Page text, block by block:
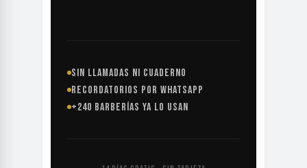
SIN LLAMADAS NI CUADERNO
RECORDATORIOS POR WHATSAPP
+240 BARBERÍAS YA LO USAN